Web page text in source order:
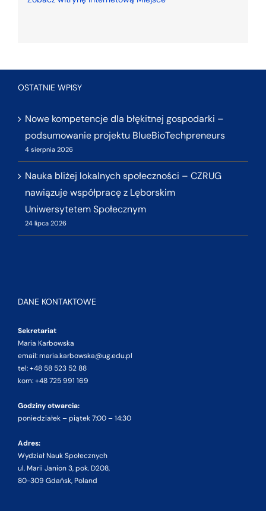
OSTATNIE WPISY
Nowe kompetencje dla błękitnej gospodarki –
podsumowanie projektu BlueBioTechpreneurs
4 sierpnia 2026
Nauka bliżej lokalnych społeczności – CZRUG
nawiązuje współpracę z Lęborskim
Uniwersytetem Społecznym
24 lipca 2026
DANE KONTAKTOWE
Sekretariat
Maria Karbowska
email: maria.karbowska@ug.edu.pl
tel: +48 58 523 52 88
kom: +48 725 991 169
Godziny otwarcia:
poniedziałek – piątek 7:00 – 14:30
Adres:
Wydział Nauk Społecznych
ul. Marii Janion 3, pok. D208,
80-309 Gdańsk, Poland